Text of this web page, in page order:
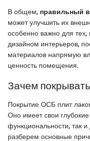
В общем, правильный
может улучшить их
особенно важно для
дизайном интерьеров,
материалов напрямую
ценность помещения.
Зачем
Покрытие ОСБ плит
Оно имеет свои
функциональности, так
разберем основные